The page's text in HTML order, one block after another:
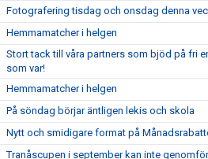
Fotografering tisdag och onsdag denna
Hemmamatcher i helgen
Stort tack till våra partners som bjöd på fri
som var!
Hemmamatcher i helgen
På söndag börjar äntligen lekis och skola
Nytt och smidigare format på
Tranåscupen i september kan inte